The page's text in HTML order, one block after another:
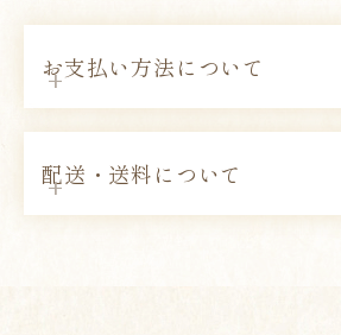
お支払い方法について
配送・送料について